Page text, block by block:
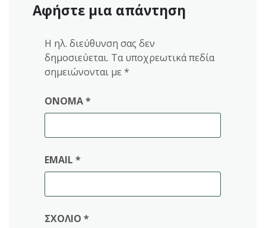
Αφήστε μια απάντηση
Η ηλ. διεύθυνση σας δεν
δημοσιεύεται. Τα υποχρεωτικά πεδία
σημειώνονται με *
ΌΝΟΜΑ*
EMAIL *
ΣΧΌΛΙΟ *